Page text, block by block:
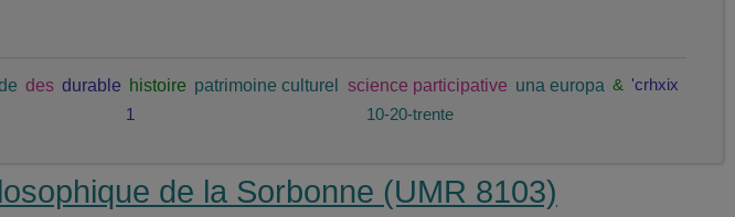
des durable histoire patrimoine culturel science participative una europa & 'crhxix
1 10-20-trente
de la Sorbonne (UMR 8103)